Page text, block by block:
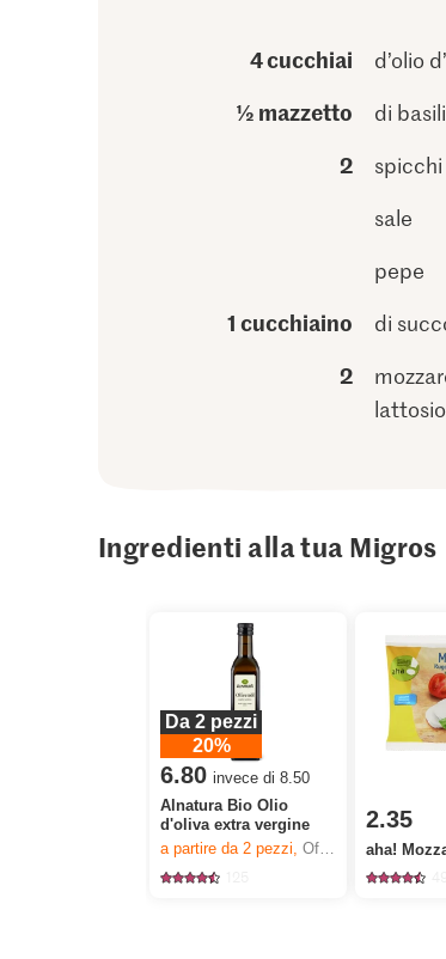
4 cucchiai d’olio
½ mazzetto di
2
spicchi
sale
pepe
1 cucchiaino di
2
Ingredienti alla tua Migros
Da 2 pezzi
20%
6.80 invece di 8.50
Alnatura Bio Olio
d'oliva extra vergine
a partire da 2pezzi,Offerta valida solo dal 6.8 al 12.8.2026, fino a esaurimento dello stock.
2.35
aha!